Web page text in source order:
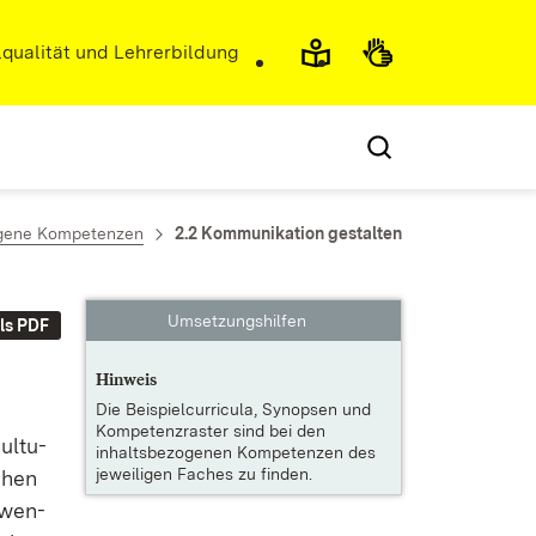
und Lehrerbildung
Kompetenzen 2.2 Kommunikation gestalten
PDF Umsetzungshilfen
Hinweis
Die Beispielcurricula, Synopsen und
Kompetenzraster sind bei den
inhaltsbezogenen Kompetenzen des
jeweiligen Faches zu finden.